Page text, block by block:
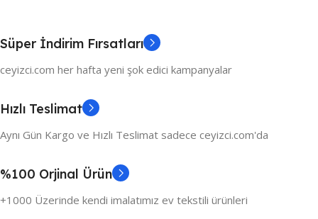
Süper İndirim Fırsatları
ceyizci.com her hafta yeni şok edici kampanyalar
Hızlı Teslimat
Aynı Gün Kargo ve Hızlı Teslimat sadece ceyizci.com'da
%100 Orjinal Ürün
+1000 Üzerinde kendi imalatımız ev tekstili ürünleri